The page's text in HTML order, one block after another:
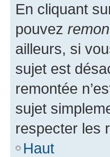
En cliquant
pouvez
ailleurs, si
sujet est
remontée
sujet
respecter les
Haut